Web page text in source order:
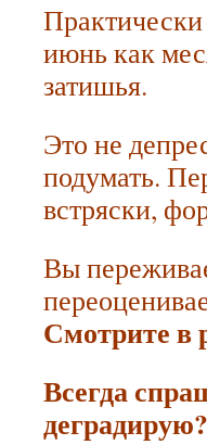
июнь как
затишья.
Это не
подумать.
встряски,
Вы
Смотрите в
Всегда
деградирую?